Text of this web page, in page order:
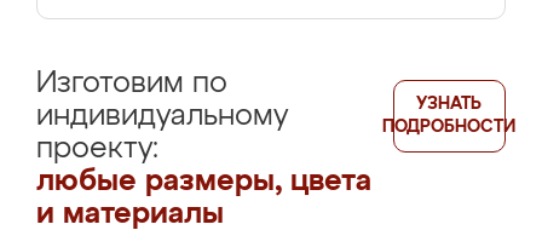
Изготовим по
индивидуальному
проекту:
любые размеры, цвета
и материалы
УЗНАТЬ
ПОДРОБНОСТИ